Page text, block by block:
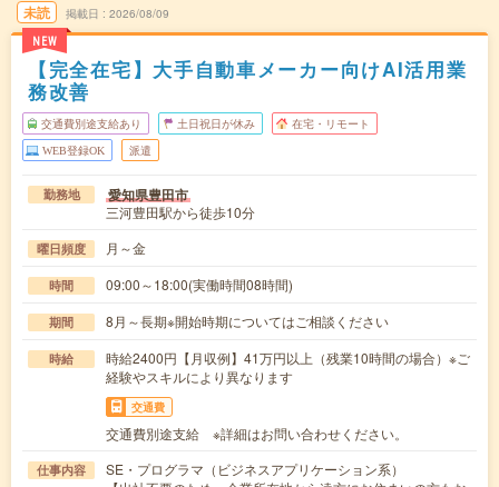
未読
NEW
掲載日 2026/08/09
【完全在宅】大手自動車メーカー向けAI活用業
務改善
交通費別途支給あり 土日祝日が休み 在宅・リモート
WEB登録OK 派遣
勤務地 愛知県豊田市
三河豊田駅から徒歩10分
曜日頻度 月～金
時間 09:00～18:00(実働時間08時間)
期間 8月～長期※開始時期についてはご相談ください
時給
時給2400円【月収例】41万円以上（残業10時間の場合）※ご
経験やスキルにより異なります
交通費
交通費別途支給 ※詳細はお問い合わせください。
仕事内容
SE・プログラマ（ビジネスアプリケーション系）